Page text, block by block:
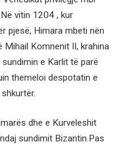
vitin 1204 , kur
pjesë, Himara mbeti nën
Mihail Komnenit II, krahina
e Karlit të parë
themeloi despotatin e
dhe e Kurveleshit
sundimit Bizantin.Pas